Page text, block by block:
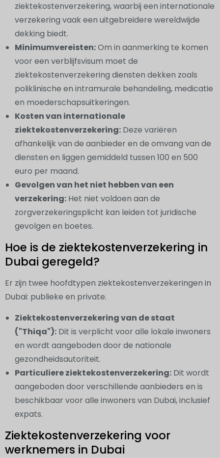
ziektekostenverzekering, waarbij een internationale
verzekering vaak een uitgebreidere wereldwijde
dekking biedt.
Minimumvereisten:Om in aanmerking te komen
voor een verblijfsvisum moet de
ziektekostenverzekering diensten dekken zoals
poliklinische en intramurale behandeling, medicatie
en moederschapsuitkeringen.
Kosten van internationale
ziektekostenverzekering: Deze variëren
afhankelijk van de aanbieder en de omvang van de
diensten en liggen gemiddeld tussen 100 en 500
euro per maand.
Gevolgen van het niet hebben van een
verzekering: Het niet voldoen aan de
zorgverzekeringsplicht kan leiden tot juridische
gevolgen en boetes.
Hoe is de ziektekostenverzekering in
Dubai geregeld?
Er zijn twee hoofdtypen ziektekostenverzekeringen in
Dubai: publieke en private.
Ziektekostenverzekering van de staat
("Thiqa"): Dit is verplicht voor alle lokale inwoners
en wordt aangeboden door de nationale
gezondheidsautoriteit.
Particuliere ziektekostenverzekering: Dit wordt
aangeboden door verschillende aanbieders en is
beschikbaar voor alle inwoners van Dubai, inclusief
expats.
Ziektekostenverzekering voor
werknemers in Dubai